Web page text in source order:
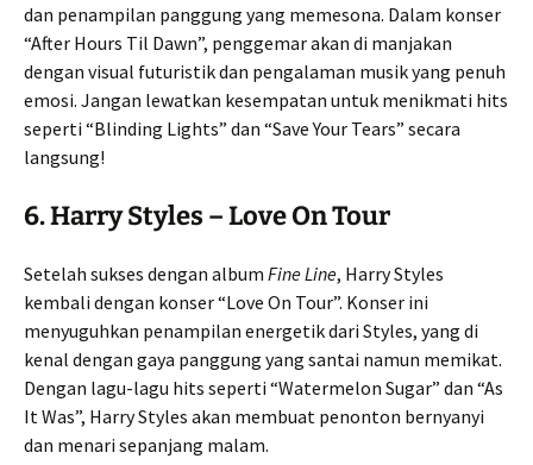
dan penampilan panggung yang memesona. Dalam konser
“After Hours Til Dawn”, penggemar akan di manjakan
dengan visual futuristik dan pengalaman musik yang penuh
emosi. Jangan lewatkan kesempatan untuk menikmati hits
seperti “Blinding Lights” dan “Save Your Tears” secara
langsung!
6.Harry Styles – Love On Tour
Setelah sukses dengan album Fine Line, Harry Styles
kembali dengan konser “Love On Tour”. Konser ini
menyuguhkan penampilan energetik dari Styles, yang di
kenal dengan gaya panggung yang santai namun memikat.
Dengan lagu-lagu hits seperti “Watermelon Sugar” dan “As
It Was”, Harry Styles akan membuat penonton bernyanyi
dan menari sepanjang malam.